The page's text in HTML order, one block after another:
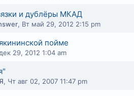
и дублёры МКАД
, Вт май 29, 2012 2:15 pm
пойме
29, 2012 1:04 am
, Чт авг 02, 2007 11:47 pm